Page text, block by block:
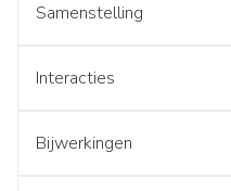
Samenstelling
Interacties
Bijwerkingen